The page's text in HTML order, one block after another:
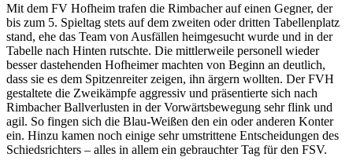
Mit dem FV Hofheim trafen die Rimbacher auf einen Gegner, der
bis zum 5. Spieltag stets auf dem zweiten oder dritten Tabellenplatz
stand, ehe das Team von Ausfällen heimgesucht wurde und in der
Tabelle nach Hinten rutschte. Die mittlerweile personell wieder
besser dastehenden Hofheimer machten von Beginn an deutlich,
dass sie es dem Spitzenreiter zeigen, ihn ärgern wollten. Der FVH
gestaltete die Zweikämpfe aggressiv und präsentierte sich nach
Rimbacher Ballverlusten in der Vorwärtsbewegung sehr flink und
agil. So fingen sich die Blau-Weißen den ein oder anderen Konter
ein. Hinzu kamen noch einige sehr umstrittene Entscheidungen des
Schiedsrichters – alles in allem ein gebrauchter Tag für den FSV.